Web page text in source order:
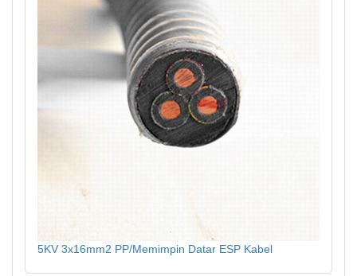
5KV 3x16mm2 PP/Memimpin Datar ESP Kabel